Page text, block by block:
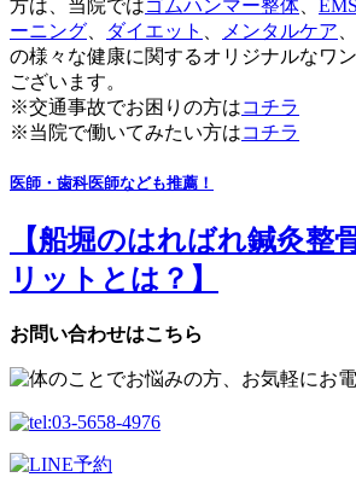
方は、当院ではゴムハンマー整体 EMS
ーニング
ダイエット メンタルケア
の様々な健康に関するオリジナルなワ
ございます。
※交通事故でお困りの方はコチラ
※当院で働いてみたい方はコチラ
医師・歯科医師なども推薦！
【船堀のはればれ鍼灸整
リットとは？】
お問い合わせはこちら